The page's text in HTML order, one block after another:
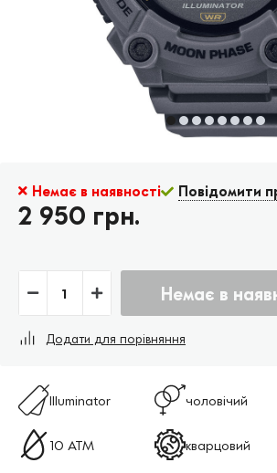
Немає в наявності Повідомити
2 950 грн.
Немає в
Додати для порівняння
Illuminator чоловічий
10 ATM кварцовий